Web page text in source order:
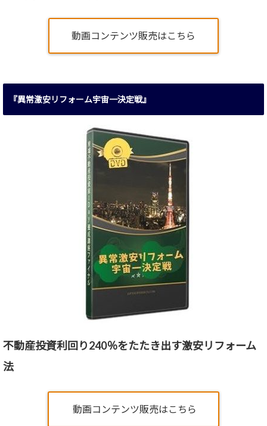
動画コンテンツ販売はこちら
『異常激安リフォーム宇宙一決定戦』
不動産投資利回り240％をたたき出す激安リフォーム
法
動画コンテンツ販売はこちら